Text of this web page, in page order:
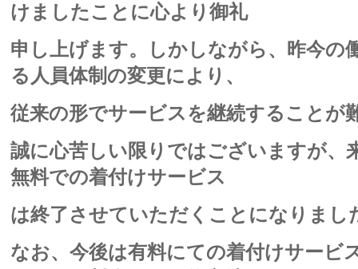
けましたことに心より御礼
申し上げます。しかしながら、昨今の
る人員体制の変更により、
従来の形でサービスを継続することが
誠に心苦しい限りではございますが、
無料での着付けサービス
は終了させていただくことになりまし
なお、今後は有料にての着付けサービ